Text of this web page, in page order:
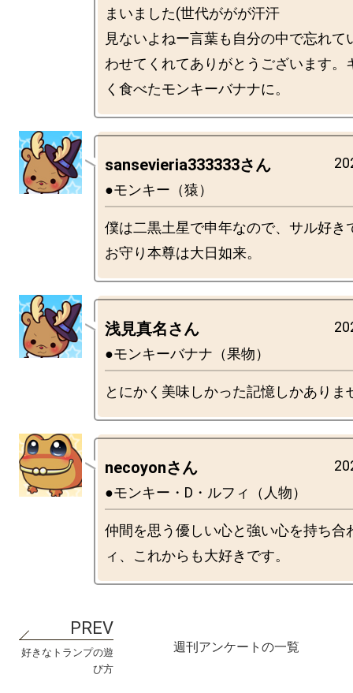
まいました(世代ががが汗汗
見ないよねー言葉も自分の中で忘れて
わせてくれてありがとうございます。
sansevieria333333さん
●モンキー（猿）
僕は二黒土星で申年なので、サル好き
浅見真名さん
●モンキーバナナ（果物）
necoyonさん
●モンキー・D・ルフィ（人物）
仲間を思う優しい心と強い心を持ち合
好きなトランプの遊
び方
週刊アンケートの一覧